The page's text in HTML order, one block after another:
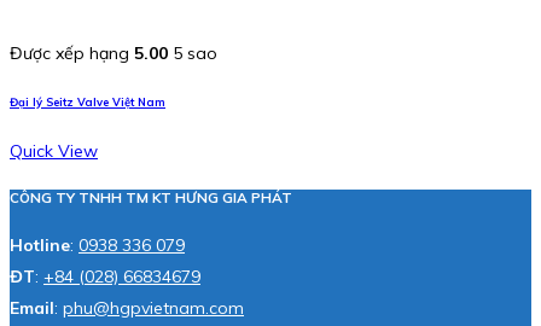
Được xếp hạng 5.00 5 sao
Đại lý Seitz Valve Việt Nam
Quick View
CÔNG TY TNHH TM KT HƯNG GIA PHÁT
Hotline: 0938 336 079
ĐT: +84 (028) 66834679
Email: phu@hgpvietnam.com